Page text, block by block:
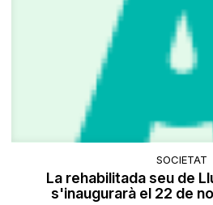
SOCIETAT
La rehabilitada seu de
s'inaugurarà el 22 de